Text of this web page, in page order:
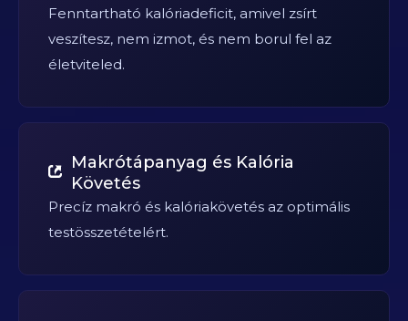
Fenntartható kalóriadeficit, amivel zsírt
veszítesz, nem izmot, és nem borul fel az
életviteled.
Makrótápanyag és Kalória
Követés
Precíz makró és kalóriakövetés az optimális
testösszetételért.